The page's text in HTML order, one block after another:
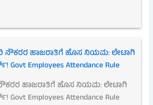
ಹಾಜರಾತಿಗೆ ಹೊಸ ನಿಯಮ: ಲೇಟಾಗಿ
Employees Attendance Rule